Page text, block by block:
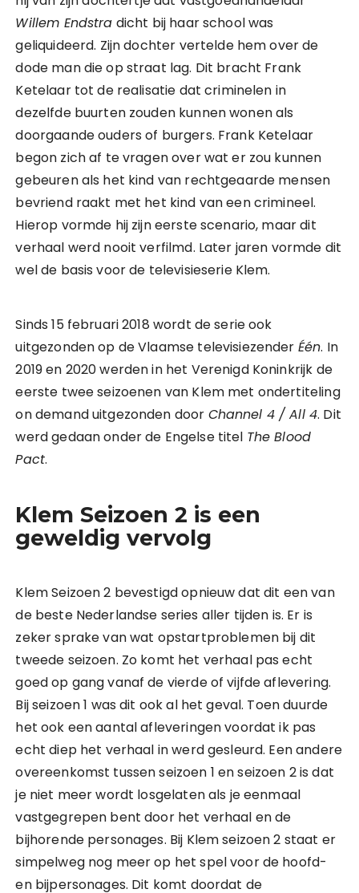
Willem Endstra dicht bij haar school was
geliquideerd. Zijn dochter vertelde hem over de
dode man die op straat lag. Dit bracht Frank
Ketelaar tot de realisatie dat criminelen in
dezelfde buurten zouden kunnen wonen als
doorgaande ouders of burgers. Frank Ketelaar
begon zich af te vragen over wat er zou kunnen
gebeuren als het kind van rechtgeaarde mensen
bevriend raakt met het kind van een crimineel.
Hierop vormde hij zijn eerste scenario, maar dit
verhaal werd nooit verfilmd. Later jaren vormde dit
wel de basis voor de televisieserie Klem.
Sinds 15 februari 2018 wordt de serie ook
uitgezonden op de Vlaamse televisiezender Één. In
2019 en 2020 werden in het Verenigd Koninkrijk de
eerste twee seizoenen van Klem met ondertiteling
on demand uitgezonden door Channel 4 / All 4. Dit
werd gedaan onder de Engelse titel The Blood
Pact.
Klem Seizoen 2 is een
geweldig vervolg
Klem Seizoen 2 bevestigd opnieuw dat dit een van
de beste Nederlandse series aller tijden is. Er is
zeker sprake van wat opstartproblemen bij dit
tweede seizoen. Zo komt het verhaal pas echt
goed op gang vanaf de vierde of vijfde aflevering.
Bij seizoen 1 was dit ook al het geval. Toen duurde
het ook een aantal afleveringen voordat ik pas
echt diep het verhaal in werd gesleurd. Een andere
overeenkomst tussen seizoen 1 en seizoen 2 is dat
je niet meer wordt losgelaten als je eenmaal
vastgegrepen bent door het verhaal en de
bijhorende personages. Bij Klem seizoen 2 staat er
simpelweg nog meer op het spel voor de hoofd-
en bijpersonages. Dit komt doordat de